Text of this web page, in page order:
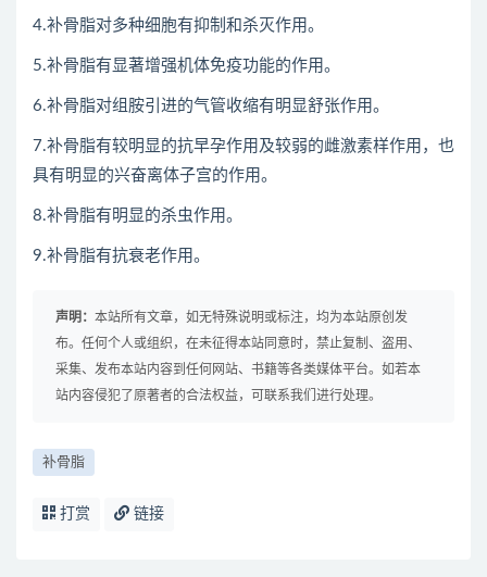
4.补骨脂对多种细胞有抑制和杀灭作用。
5.补骨脂有显著增强机体免疫功能的作用。
6.补骨脂对组胺引进的气管收缩有明显舒张作用。
7.补骨脂有较明显的抗早孕作用及较弱的雌激素样作用，也
具有明显的兴奋离体子宫的作用。
8.补骨脂有明显的杀虫作用。
9.补骨脂有抗衰老作用。
声明： 本站所有文章，如无特殊说明或标注，均为本站原创发
布。任何个人或组织，在未征得本站同意时，禁止复制、盗用、
采集、发布本站内容到任何网站、书籍等各类媒体平台。如若本
站内容侵犯了原著者的合法权益，可联系我们进行处理。
补骨脂
打赏 链接